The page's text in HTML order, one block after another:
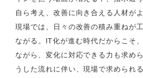
自ら考え、改善に向き合える人材が
現場では、日々の改善の積み重ねが
ながる。 IT化が進む時代だからこそ
ながら、変化に対応できる力も求め
うした流れに伴い、現場で求められ